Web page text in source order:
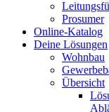
Prosumer
Online-Katalog
Deine Lösungen
Wohnbau
Übersicht